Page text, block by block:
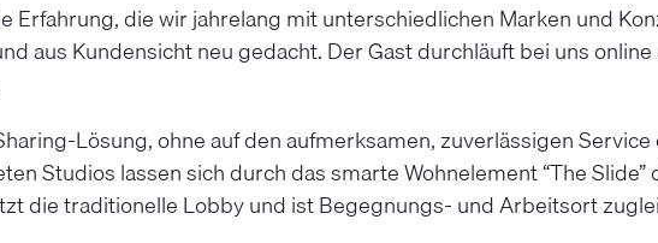
Erfahrung, die wir jahrelang mit unterschiedlichen Marken und
aus Kundensicht neu gedacht. Der Gast durchläuft bei uns
Lösung, ohne auf den aufmerksamen, zuverlässigen
Studios lassen sich durch das smarte Wohnelement “The
die traditionelle Lobby und ist Begegnungs- und Arbeitsort